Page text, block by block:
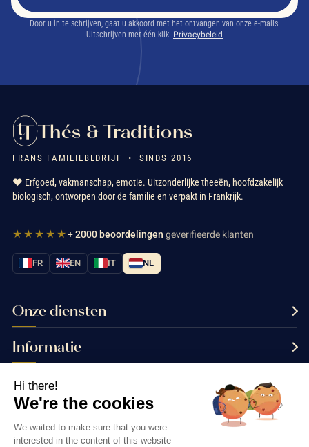
Door u in te schrijven, gaat u akkoord met het ontvangen van onze e-mails.
Uitschrijven met één klik. Privacybeleid
Thés & Traditions
FRANS FAMILIEBEDRIJF • SINDS 2016
❤️ Erfgoed, vakmanschap, emotie. Uitzonderlijke theeën, hoofdzakelijk
biologisch, ontworpen door de familie en verpakt in Frankrijk.
★★★★★+ 2000 beoordelingen geverifieerde klanten
FR EN IT NL
Onze diensten
Informatie
Neem contact met ons op
Hi there!
We're the cookies
We waited to make sure that you were
interested in the content of this website